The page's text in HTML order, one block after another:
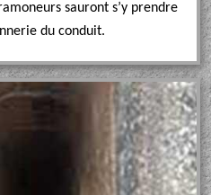
sauront s’y prendre
du conduit.